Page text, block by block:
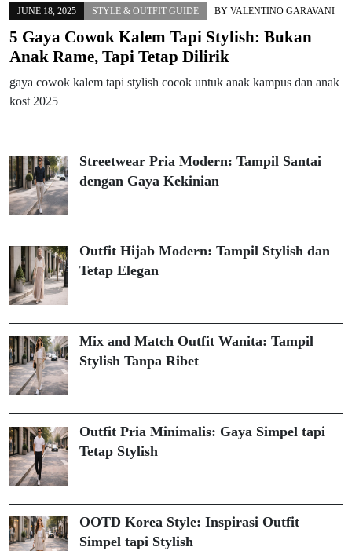
JUNE 18, 2025 STYLE & OUTFIT GUIDE BY VALENTINO GARAVANI
5 Gaya Cowok Kalem Tapi Stylish: Bukan
Anak Rame, Tapi Tetap Dilirik
gaya cowok kalem tapi stylish cocok untuk anak kampus dan anak
kost 2025
Streetwear Pria Modern: Tampil Santai
dengan Gaya Kekinian
Outfit Hijab Modern: Tampil Stylish dan
Tetap Elegan
Mix and Match Outfit Wanita: Tampil
Stylish Tanpa Ribet
Outfit Pria Minimalis: Gaya Simpel tapi
Tetap Stylish
OOTD Korea Style: Inspirasi Outfit
Simpel tapi Stylish